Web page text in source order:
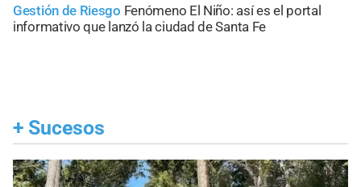
Gestión de Riesgo Fenómeno El Niño: así es el portal
informativo que lanzó la ciudad de Santa Fe
+ Sucesos